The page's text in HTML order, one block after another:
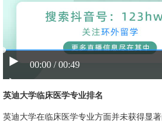
00:00 / 00:49
英迪大学临床医学专业排名
英迪大学在临床医学专业方面并未获得显